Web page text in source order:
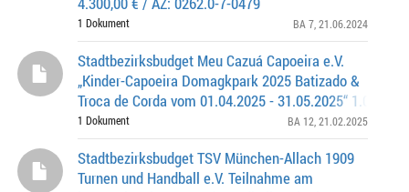
1 Dokument BA 7 , 21.06.2024
Stadtbezirksbudget Meu Cazuá Capoeira e.V.
„Kinder-Capoeira Domagkpark 2025 Batizado &
Troca de Corda vom 01.04.2025 - 31.05.2025“ 1.000,00
0262.0-12-0684
1 Dokument BA 12 , 21.02.2025
Stadtbezirksbudget TSV München-Allach 1909
Turnen und Handball e.V. Teilnahme am